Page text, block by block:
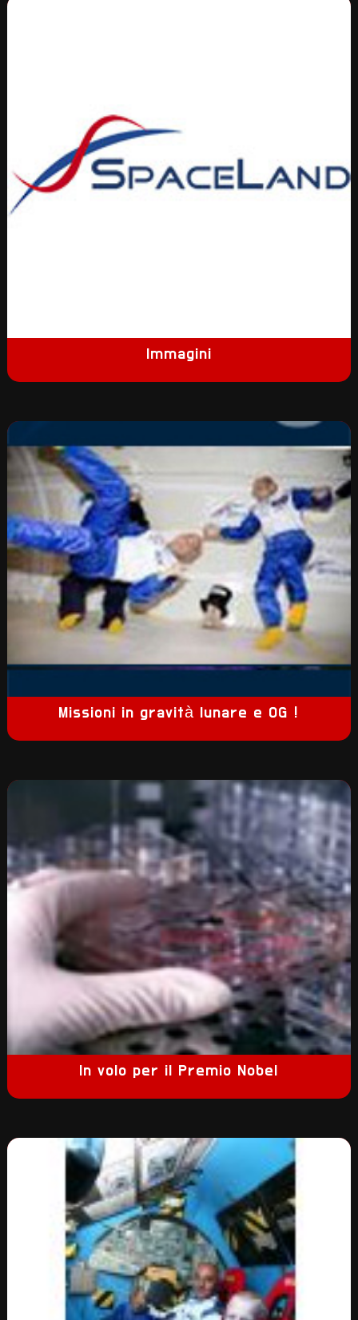
Immagini
Missioni in gravità lunare e 0G !
In volo per il Premio Nobel